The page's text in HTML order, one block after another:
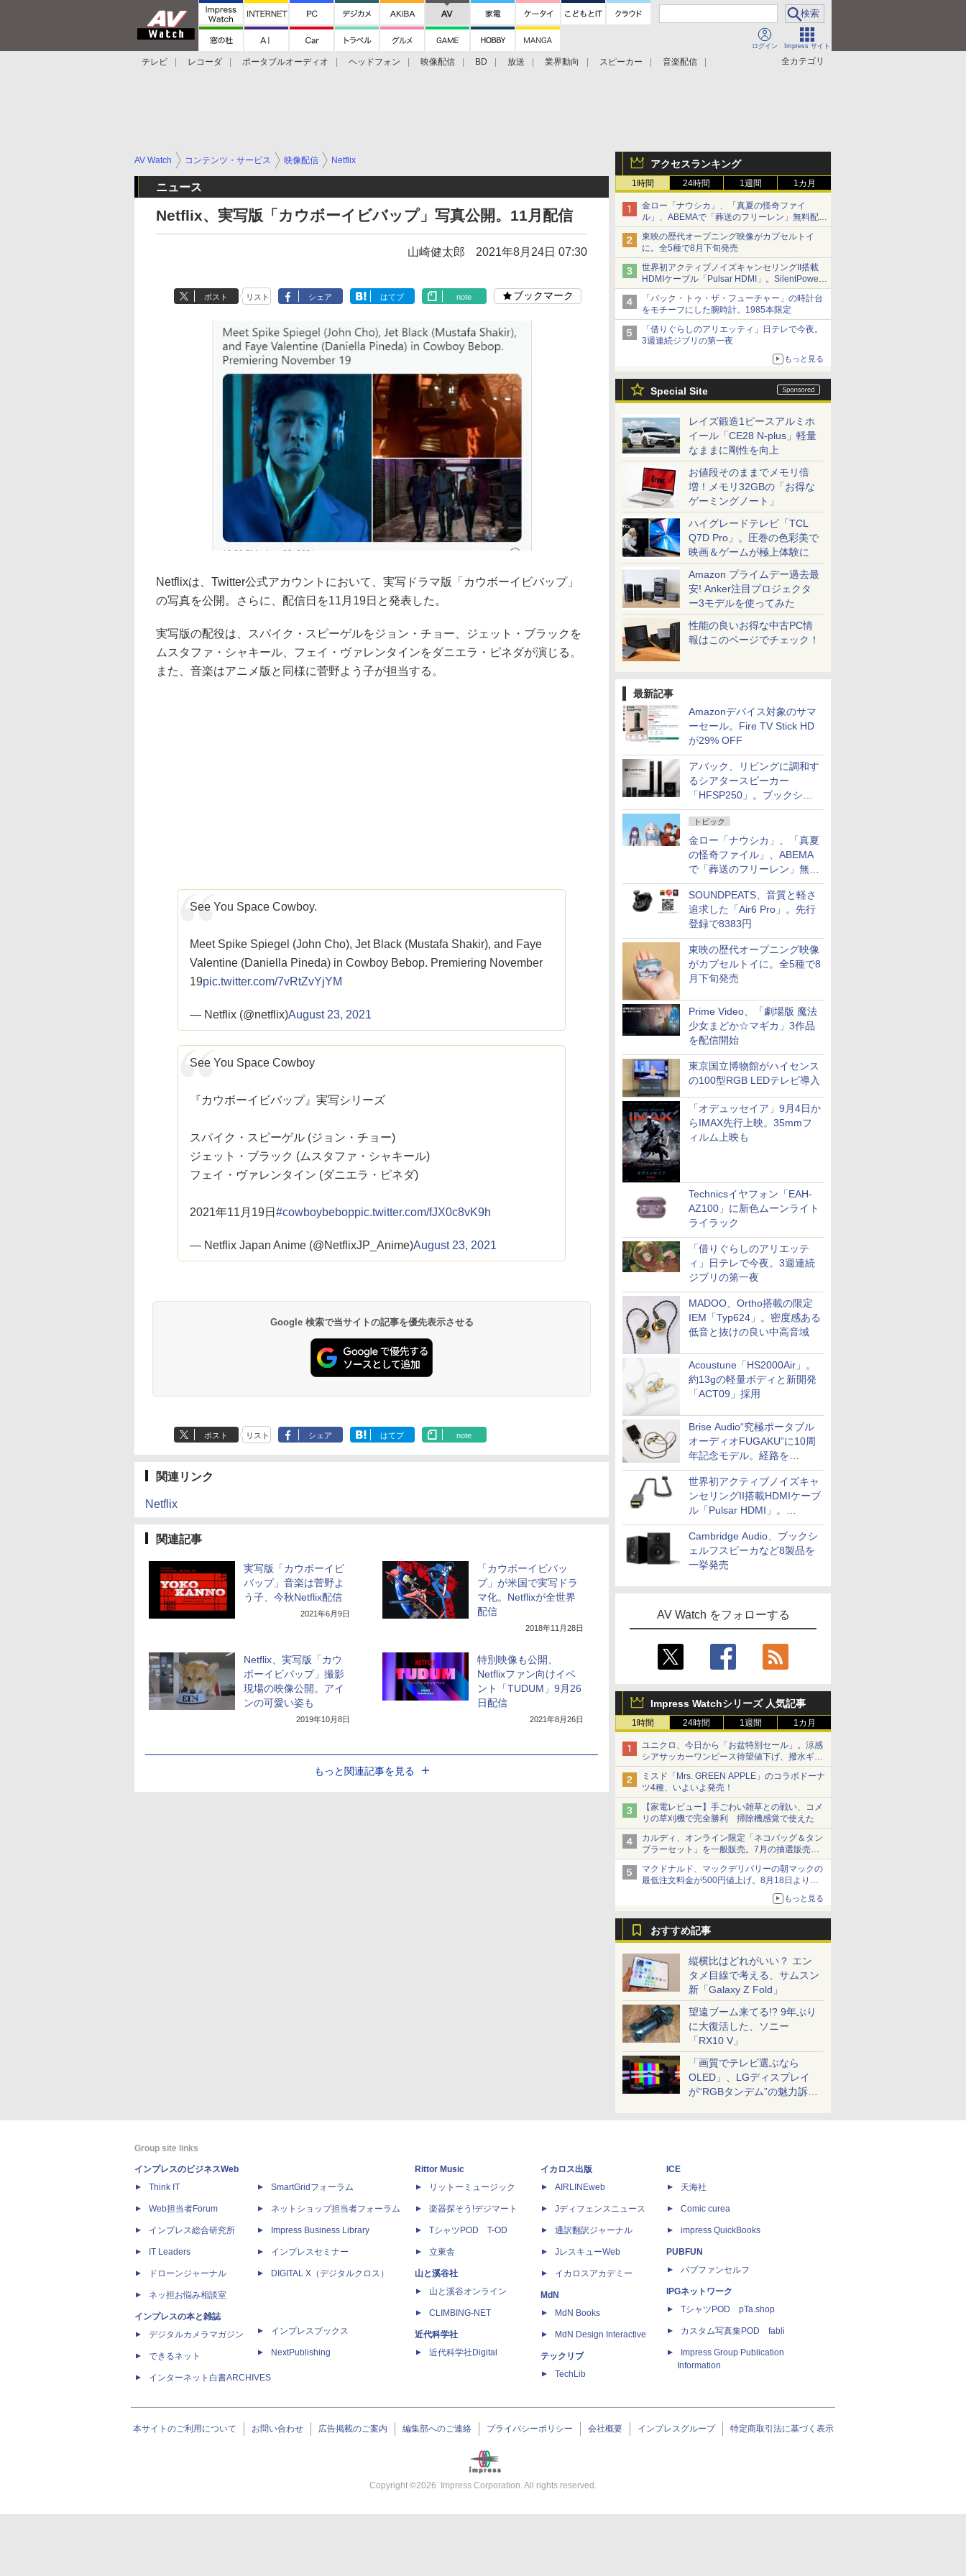
ログイン Impress サイト
全カテゴリ
テレビ レコーダ ポータブルオーディオ ヘッドフォン 映像配信 BD 放送 業界動向 スピーカー
音楽配信
アクセスランキング
1時間 24時間 1週間 1カ月
金ロー「ナウシカ」、「真夏の怪奇ファイ
ル」、ABEMAで「葬送のフリーレン」無料配信
など。夏の特番・配信情報
東映の歴代オープニング映像がカプセルトイ
に。全5種で8月下旬発売
世界初アクティブノイズキャンセリングII搭載
HDMIケーブル「Pulsar HDMI」。SilentPower
から
「バック・トゥ・ザ・フューチャー」の時計台
をモチーフにした腕時計。1985本限定
「借りぐらしのアリエッティ」日テレで今夜。
3週連続ジブリの第一夜
もっと見る
Special Site
レイズ鍛造1ピースアルミホ
イール「CE28 N-plus」軽量
なままに剛性を向上
お値段そのままでメモリ倍
増！メモリ32GBの「お得な
ゲーミングノート」
ハイグレードテレビ「TCL
Q7D Pro」。圧巻の色彩美で
映画＆ゲームが極上体験に
Amazon プライムデー過去最
安! Anker注目プロジェクタ
ー3モデルを使ってみた
性能の良いお得な中古PC情
報はこのページでチェック！
最新記事
Amazonデバイス対象のサマ
ーセール。Fire TV Stick HD
が29% OFF
アバック、リビングに調和す
るシアタースピーカー
「HFSP250」。ブックシェ
ルフはペア3万円以下
トピック
金ロー「ナウシカ」、「真夏
の怪奇ファイル」、ABEMA
で「葬送のフリーレン」無料
配信など。夏の特番・配信情
報
SOUNDPEATS、音質と軽さ
追求した「Air6 Pro」。先行
登録で8383円
東映の歴代オープニング映像
がカプセルトイに。全5種で8
月下旬発売
Prime Video、「劇場版 魔法
少女まどか☆マギカ」3作品
を配信開始
東京国立博物館がハイセンス
の100型RGB LEDテレビ導入
「オデュッセイア」9月4日か
らIMAX先行上映。35mmフ
ィルム上映も
Technicsイヤフォン「EAH-
AZ100」に新色ムーンライト
ライラック
「借りぐらしのアリエッテ
ィ」日テレで今夜。3週連続
ジブリの第一夜
MADOO、Ortho搭載の限定
IEM「Typ624」。密度感ある
低音と抜けの良い中高音域
Acoustune「HS2000Air」。
約13gの軽量ボディと新開発
「ACT09」採用
Brise Audio“究極ポータブル
オーディオFUGAKU”に10周
年記念モデル。経路を
NISHIKIで統一。400万円
世界初アクティブノイズキャ
ンセリングII搭載HDMIケーブ
ル「Pulsar HDMI」。
SilentPowerから
Cambridge Audio、ブックシ
ェルフスピーカなど8製品を
一挙発売
AV Watch をフォローする
Impress Watchシリーズ 人気記事
1時間 24時間 1週間 1カ月
ユニクロ、今日から「お盆特別セール」。涼感
シアサッカーワンピース待望値下げ、撥水ギア
ショーツは1990円に
ミスド「Mrs. GREEN APPLE」のコラボドーナ
ツ4種、いよいよ発売！
【家電レビュー】手ごわい雑草との戦い、コメ
リの草刈機で完全勝利 掃除機感覚で使えた
カルディ、オンライン限定「ネコバッグ＆タン
ブラーセット」を一般販売。7月の抽選販売の
当選無効分
マクドナルド、マックデリバリーの朝マックの
最低注文料金が500円値上げ。8月18日より
もっと見る
おすすめ記事
縦横比はどれがいい？ エン
タメ目線で考える、サムスン
新「Galaxy Z Fold」
望遠ブーム来てる!? 9年ぶり
に大復活した、ソニー
「RX10 V」
「画質でテレビ選ぶなら
OLED」、LGディスプレイ
が“RGBタンデム”の魅力訴
AV Watch コンテンツ・サービス 映像配信 Netflix
ニュース
Netflix、実写版「カウボーイビバップ」写真公開。11月配信
山崎健太郎 2021年8月24日 07:30
ポスト リスト シェア はてブ note ブックマーク
Netflixは、Twitter公式アカウントにおいて、実写ドラマ版「カウボーイビバップ」
の写真を公開。さらに、配信日を11月19日と発表した。
実写版の配役は、スパイク・スピーゲルをジョン・チョー、ジェット・ブラックを
ムスタファ・シャキール、フェイ・ヴァレンタインをダニエラ・ピネダが演じる。
また、音楽はアニメ版と同様に菅野よう子が担当する。
See You Space Cowboy.
Meet Spike Spiegel (John Cho), Jet Black (Mustafa Shakir), and Faye
Valentine (Daniella Pineda) in Cowboy Bebop. Premiering November
19pic.twitter.com/7vRtZvYjYM
— Netflix (@netflix)August 23, 2021
See You Space Cowboy
『カウボーイビバップ』実写シリーズ
スパイク・スピーゲル (ジョン・チョー)
ジェット・ブラック (ムスタファ・シャキール)
フェイ・ヴァレンタイン (ダニエラ・ピネダ)
2021年11月19日 #cowboybeboppic.twitter.com/fJX0c8vK9h
— Netflix Japan Anime (@NetflixJP_Anime)August 23, 2021
Google 検索で当サイトの記事を優先表示させる
ポスト リスト シェア はてブ note
関連リンク
Netflix
関連記事
実写版「カウボーイビ
バップ」音楽は菅野よ
う子、今秋Netflix配信
2021年6月9日
「カウボーイビバッ
プ」が米国で実写ドラ
マ化。Netflixが全世界
配信
2018年11月28日
Netflix、実写版「カウ
ボーイビバップ」撮影
現場の映像公開。アイ
ンの可愛い姿も
2019年10月8日
特別映像も公開、
Netflixファン向けイベ
ント「TUDUM」9月26
日配信
2021年8月26日
もっと関連記事を見る
Group site links
インプレスのビジネスWeb
Think IT
Web担当者Forum
インプレス総合研究所
IT Leaders
ドローンジャーナル
ネッ担お悩み相談室
インプレスの本と雑誌
デジタルカメラマガジン
できるネット
インターネット白書ARCHIVES
SmartGridフォーラム
ネットショップ担当者フォーラム
Impress Business Library
インプレスセミナー
DIGITAL X（デジタルクロス）
インプレスブックス
NextPublishing
Rittor Music
リットーミュージック
楽器探そう!デジマート
TシャツPOD T-OD
立東舎
山と溪谷社
山と溪谷オンライン
CLIMBING-NET
近代科学社
近代科学社Digital
イカロス出版
AIRLINEweb
Jディフェンスニュース
通訳翻訳ジャーナル
JレスキューWeb
イカロスアカデミー
MdN
MdN Books
MdN Design Interactive
テックリブ
TechLib
ICE
天海社
Comic curea
impress QuickBooks
PUBFUN
パブファンセルフ
IPGネットワーク
TシャツPOD pTa.shop
カスタム写真集POD fabli
Impress Group Publication
Information
本サイトのご利用について お問い合わせ 広告掲載のご案内 編集部へのご連絡 プライバシーポリシー 会社概要 インプレスグループ 特定商取引法に基づく表示
Copyright ©2026 Impress Corporation. All rights reserved.